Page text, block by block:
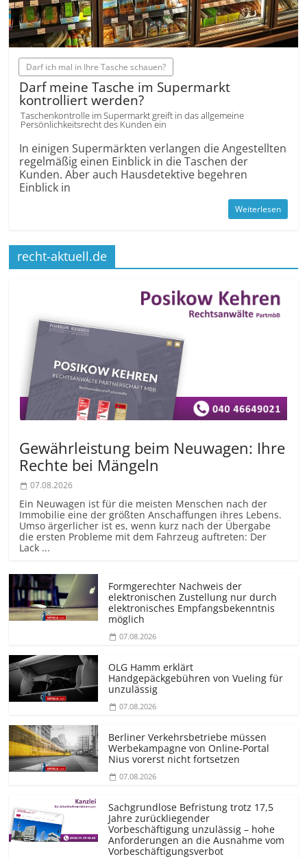
Darf ich mal in Ihre Tasche schauen?
Darf meine Tasche im Supermarkt
kontrolliert werden?
Taschenkontrolle im Supermarkt greift in das allgemeine
Persönlichkeitsrecht des Kunden ein
In einigen Super­märkten verlangen die Angestellten
regelmäßig einen Einblick in die Taschen der
Kunden. Aber auch Haus­detektive begehren
Einblick in
Weiterlesen
recht-aktuell.de
Gewährleistung beim Neuwagen: Ihre
Rechte bei Mängeln
07.08.2026
Ein Neuwagen ist für die meisten Menschen nach der
Immobilie eine der größten Anschaffungen ihres Lebens.
Umso ärgerlicher ist es, wenn kurz nach der Übergabe
die ersten Probleme mit dem Fahrzeug auftreten: Der
Lack ...
Formgerechter Nachweis der
elektronischen Zustellung nur durch
elektronisches Empfangsbekenntnis
möglich
07.08.2026
OLG Hamm erklärt
Handgepäckgebühren von Vueling für
unzulässig
07.08.2026
Berliner Verkehrsbetriebe müssen
Werbekampagne von Online-Portal
Nius vorerst nicht fortsetzen
07.08.2026
Sachgrundlose Befristung trotz 17,5
Jahre zurückliegender
Vorbeschäftigung unzulässig – hohe
Anforderungen an die Ausnahme vom
Vorbeschäf­tigungsverbot